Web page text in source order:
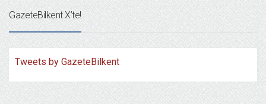
GazeteBilkent X’te!
Tweets by GazeteBilkent